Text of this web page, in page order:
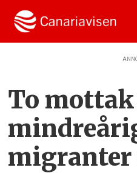
To
migranter